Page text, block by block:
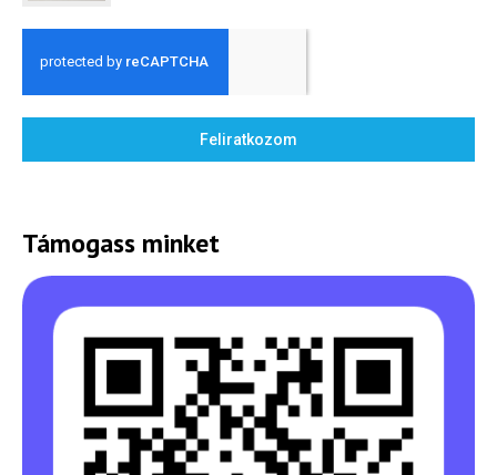
Feliratkozom
Támogass minket